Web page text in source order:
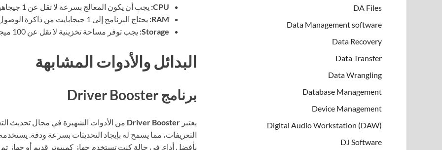
CPU: يجب أن يكون المعالج بسرعة لا تقل عن 1 جيجاهيرتز.
RAM: يحتاج البرنامج إلى 1 جيجابايت من ذاكرة الوصول العشوائي على الأقل، ويفضل 2 جيجابايت.
Storage: يجب توفر مساحة تخزينية لا تقل عن 100 ميجابايت لتثبيت البرنامج والمزيد للتعريفات.
البدائل والأدوات المشابهة
برنامج Driver Booster
يعتبر Driver Booster من الأدوات الشهيرة في مجال تحديث
التعريفات، مما يسمح له بإيجاد التحديثات بسرعة ودقة.
DA Files
Data Management software
Data Recovery
Data Transfer
Data Wrangling
Database Management
Device Management
Digital Audio Workstation (DAW)
DJ Software